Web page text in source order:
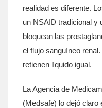
realidad es diferente.
un NSAID tradicional y
bloquean las
el flujo sanguíneo
retienen líquido igual.
La Agencia de
(Medsafe) lo dejó claro